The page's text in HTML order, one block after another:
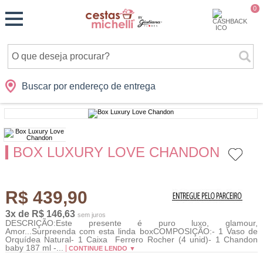
0
Buscar por endereço de entrega
Cidades Presentes Datas Shopping
Monte
sua
Cesta
BOX LUXURY LOVE CHANDON
R$ 439,90
3x de R$ 146,63 sem juros
DESCRIÇÃO:Este presente é puro luxo, glamour,
Amor...Surpreenda com esta linda boxCOMPOSIÇÃO:- 1 Vaso de
Orquídea Natural- 1 Caixa Ferrero Rocher (4 unid)- 1 Chandon
baby 187 ml -...
CONTINUE LENDO ▼